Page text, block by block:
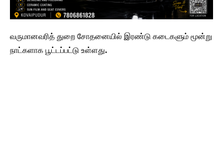
வருமானவரித் துறை சோதனையில் இரண்டு கடைகளும் மூன்று
நாட்களாக பூட்டப்பட்டு உள்ளது.